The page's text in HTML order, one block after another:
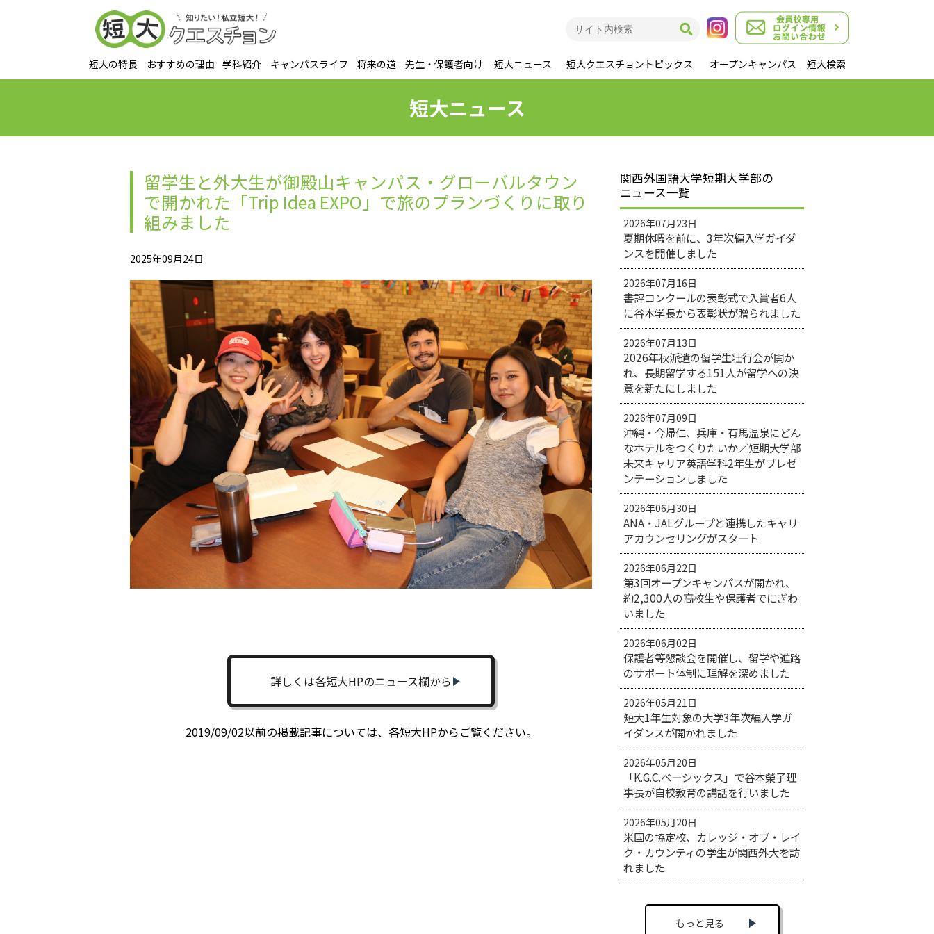
短大の特長 おすすめの理由 学科紹介 キャンパスライフ 将来の道 先生・保護者向け 短大ニュース 短大クエスチョントピックス オープンキャンパス 短大検索
短大ニュース
留学生と外大生が御殿山キャンパス・グローバルタウン
で開かれた「Trip Idea EXPO」で旅のプランづくりに取り
組みました
2025年09月24日
詳しくは各短大HPのニュース欄から
2019/09/02以前の掲載記事については、各短大HPからご覧ください。
関西外国語大学短期大学部の
ニュース一覧
2026年07月23日
夏期休暇を前に、3年次編入学ガイダ
ンスを開催しました
2026年07月16日
書評コンクールの表彰式で入賞者6人
に谷本学長から表彰状が贈られました
2026年07月13日
2026年秋派遣の留学生壮行会が開か
れ、長期留学する151人が留学への決
意を新たにしました
2026年07月09日
沖縄・今帰仁、兵庫・有馬温泉にどん
なホテルをつくりたいか／短期大学部
未来キャリア英語学科2年生がプレゼ
ンテーションしました
2026年06月30日
ANA・JALグループと連携したキャリ
アカウンセリングがスタート
2026年06月22日
第3回オープンキャンパスが開かれ、
約2,300人の高校生や保護者でにぎわ
いました
2026年06月02日
保護者等懇談会を開催し、留学や進路
のサポート体制に理解を深めました
2026年05月21日
短大1年生対象の大学3年次編入学ガ
イダンスが開かれました
2026年05月20日
「K.G.C.ベーシックス」で谷本榮子理
事長が自校教育の講話を行いました
2026年05月20日
米国の協定校、カレッジ・オブ・レイ
ク・カウンティの学生が関西外大を訪
れました
もっと見る